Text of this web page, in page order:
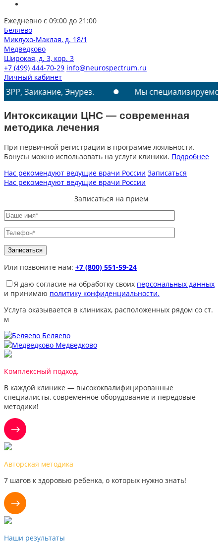
Ежедневно с 09:00 до 21:00
Беляево
Миклухо-Маклая, д. 18/1
Медведково
Широкая, д. 3, кор. 3
+7 (499) 444-70-29 info@neurospectrum.ru
Личный кабинет
Энурез. Мы специализируемся на
Интоксикации ЦНС — современная
методика лечения
При первичной регистрации в программе лояльности.
Бонусы можно использовать на услуги клиники. Подробнее
Нас рекомендуют ведущие врачи России Записаться
Нас рекомендуют ведущие врачи России
Записаться на прием
Или позвоните нам: +7 (800) 551-59-24
Я даю согласие на обработку своих персональных данных
и принимаю политику конфиденциальности.
Услуга оказывается в клиниках, расположенных рядом со ст.
м
Беляево
Медведково
Комплексный подход.
В каждой клинике — высококвалифицированные
специалисты, современное оборудование и передовые
методики!
Авторская методика
7 шагов к здоровью ребенка, о которых нужно знать!
Наши результаты